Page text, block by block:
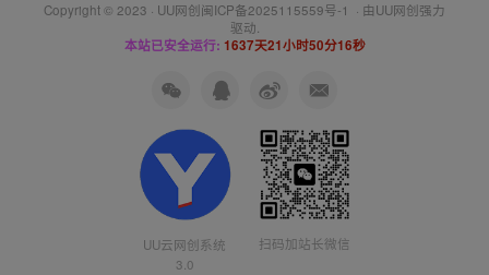
Copyright © 2023 · UU网创闽ICP备2025115559号-1 · 由UU网创强力
驱动.
本站已安全运行: 1637天21小时50分16秒
UU云网创系统
3.0
扫码加站长微信